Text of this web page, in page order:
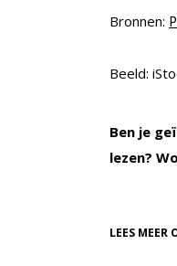
Bronnen:
Beeld:
Ben je
lezen?
LEES MEER